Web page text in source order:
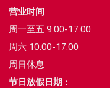
营业时间
周一至五 9.00-17.00
周六 10.00-17.00
周日休息
节日放假日期 ：